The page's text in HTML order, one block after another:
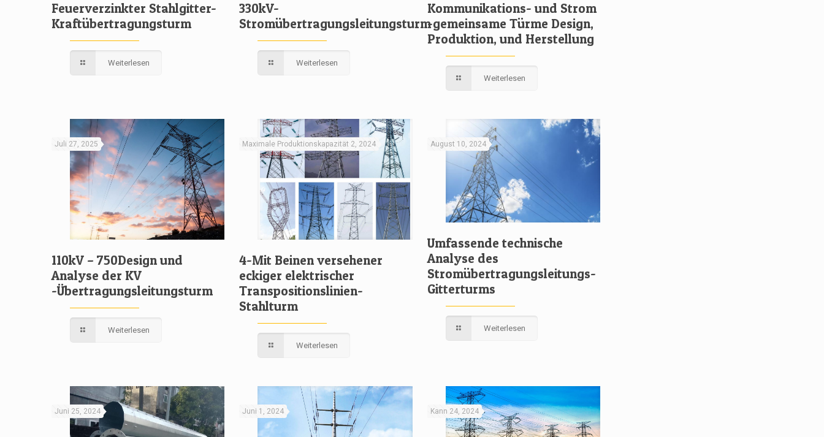
Feuerverzinkter Stahlgitter-
Kraftübertragungsturm
Weiterlesen
330kV-
Stromübertragungsleitungsturm
Weiterlesen
Kommunikations- und Strom
-gemeinsame Türme Design,
Produktion, und Herstellung
Weiterlesen
Juli 27, 2025
110kV – 750Design und
Analyse der KV
-Übertragungsleitungsturm
Weiterlesen
Maximale Produktionskapazität 2, 2024
4-Mit Beinen versehener
eckiger elektrischer
Transpositionslinien-
Stahlturm
Weiterlesen
August 10, 2024
Umfassende technische
Analyse des
Stromübertragungsleitungs-
Gitterturms
Weiterlesen
Juni 25, 2024 Juni 1, 2024 Kann 24, 2024